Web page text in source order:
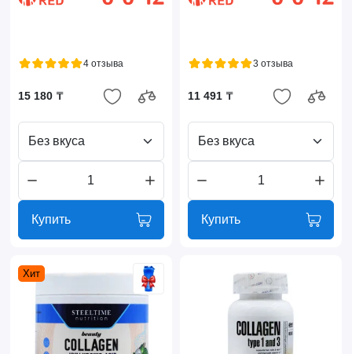
4 отзыва
15 180 ₸
Без вкуса
Купить
3 отзыва
11 491 ₸
Без вкуса
Купить
Хит